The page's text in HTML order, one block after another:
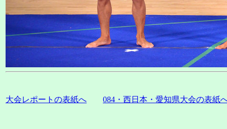
大会レポートの表紙へ 084・西日本・愛知県大会の表紙